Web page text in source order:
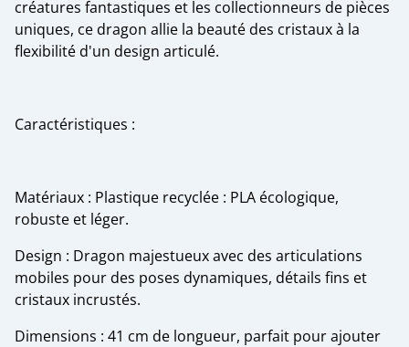
créatures fantastiques et les collectionneurs de pièces
uniques, ce dragon allie la beauté des cristaux à la
flexibilité d'un design articulé.
Caractéristiques :
Matériaux : Plastique recyclée : PLA écologique,
robuste et léger.
Design : Dragon majestueux avec des articulations
mobiles pour des poses dynamiques, détails fins et
cristaux incrustés.
Dimensions : 41 cm de longueur, parfait pour ajouter